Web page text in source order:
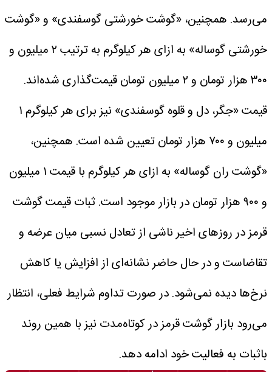
می‌رسد. همچنین، «گوشت خورشتی گوسفندی» و «گوشت
خورشتی گوساله» به ازای هر کیلوگرم به ترتیب ۲ میلیون و
۳۰۰ هزار تومان و ۲ میلیون تومان قیمت‌گذاری شده‌اند.
قیمت «جگر، دل و قلوه گوسفندی» نیز برای هر کیلوگرم ۱
میلیون و ۷۰۰ هزار تومان تعیین شده است. همچنین،
«گوشت ران گوساله» به ازای هر کیلوگرم با قیمت ۱ میلیون
و ۹۰۰ هزار تومان در بازار موجود است.
ثبات قیمت گوشت
قرمز در روزهای اخیر ناشی از تعادل نسبی میان عرضه و
تقاضاست و در حال حاضر نشانه‌ای از افزایش یا کاهش
نرخ‌ها دیده نمی‌شود. در صورت تداوم شرایط فعلی، انتظار
می‌رود بازار گوشت قرمز در کوتاه‌مدت نیز با همین روند
باثبات به فعالیت خود ادامه دهد.